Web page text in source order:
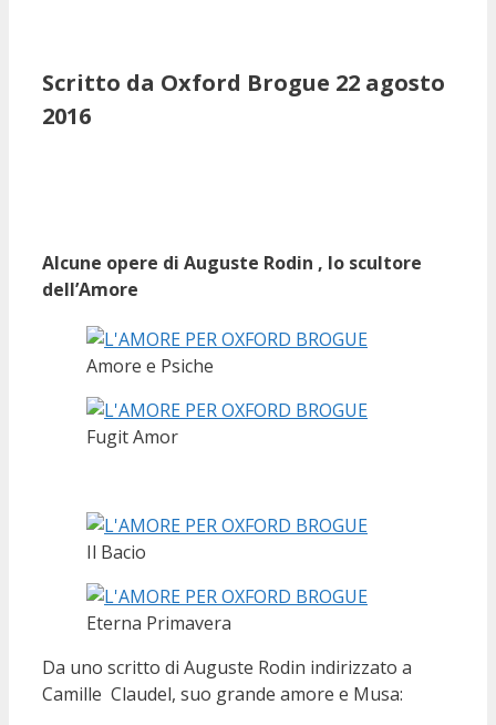
Scritto da Oxford Brogue 22 agosto
2016
Alcune opere di Auguste Rodin , lo scultore
dell’Amore
Amore e Psiche
Fugit Amor
Il Bacio
Eterna Primavera
Da uno scritto di Auguste Rodin indirizzato a
Camille Claudel, suo grande amore e Musa: